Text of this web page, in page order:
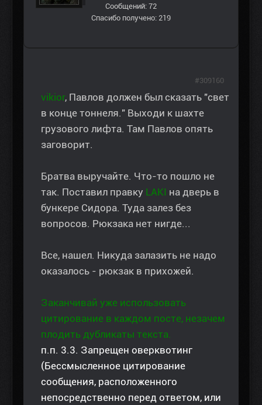
Сообщений: 72
Спасибо получено: 219
vikior, Павлов должен был сказать "свет
в конце тоннеля." Выходи к шахте
грузового лифта. Там Павлов опять
заговорит.
Братва выручайте. Что-то пошло не
так. Поставил правку LAKI на дверь в
бункере Сидора. Туда залез без
вопросов. Рюкзака нет нигде...
Все, нашел. Никуда залазить не надо
оказалось - рюкзак в прихожей.
Заканчивай уже использовать
цитирование в каждом посте, незачем
плодить дубликаты текста.
п.п. 3.3. Запрещен оверквотинг
(Бессмысленное цитирование
сообщения, расположенного
непосредственно перед ответом, или
#309160